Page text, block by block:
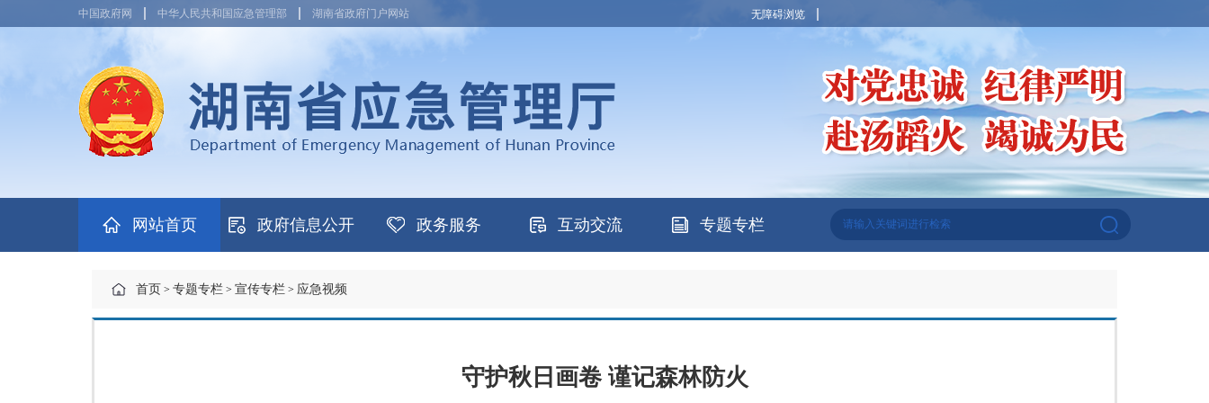
中国政府网 中华人民共和国应急管理部 湖南省政府门户网站 无障碍浏览
网站首页 政府信息公开 政务服务 互动交流 专题专栏
首页 > 专题专栏 > 宣传专栏 > 应急视频
守护秋日画卷 谨记森林防火